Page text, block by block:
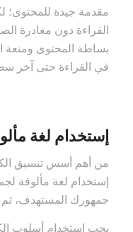
مقدمة جيدة للمحتوى؛
القراءة دون مغادرة
بساطة المحتوى ومتعة
في القراءة حتى آخر
إستخدام لغة
من أهم أسس تنسيق
إستخدام لغة مألوفة
جمهورك المستهدف، ثم
يجب إستخدام أسلوب